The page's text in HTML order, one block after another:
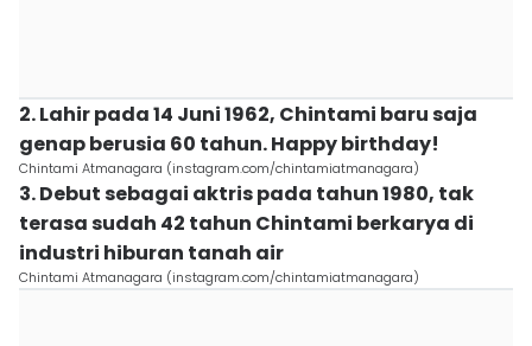
2. Lahir pada 14 Juni 1962, Chintami baru saja
genap berusia 60 tahun. Happy birthday!
Chintami Atmanagara (instagram.com/chintamiatmanagara)
3. Debut sebagai aktris pada tahun 1980, tak
terasa sudah 42 tahun Chintami berkarya di
industri hiburan tanah air
Chintami Atmanagara (instagram.com/chintamiatmanagara)